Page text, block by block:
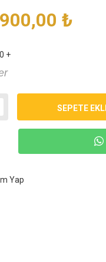
900,00 ₺
+
Yap